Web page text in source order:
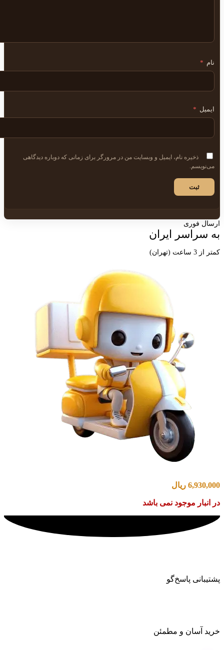
نام *
ایمیل *
ذخیره نام، ایمیل و وبسایت من در مرورگر برای زمانی که دوباره دیدگاهی
می‌نویسم.
ارسال فوری
به سراسر ایران
کمتر از 3 ساعت (تهران)
6,930,000 ریال
در انبار موجود نمی باشد
پشتیبانی پاسخ‌گو
خرید آسان و مطمئن